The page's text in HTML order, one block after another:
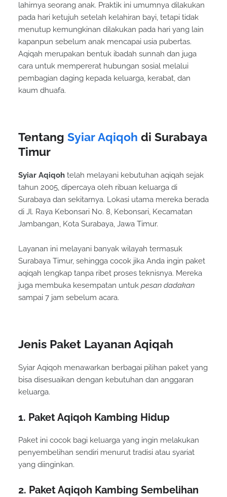
lahirnya seorang anak. Praktik ini umumnya dilakukan
pada hari ketujuh setelah kelahiran bayi, tetapi tidak
menutup kemungkinan dilakukan pada hari yang lain
kapanpun sebelum anak mencapai usia pubertas.
Aqiqah merupakan bentuk ibadah sunnah dan juga
cara untuk mempererat hubungan sosial melalui
pembagian daging kepada keluarga, kerabat, dan
kaum dhuafa.
Tentang Syiar Aqiqoh di Surabaya
Timur
Syiar Aqiqoh telah melayani kebutuhan aqiqah sejak
tahun 2005, dipercaya oleh ribuan keluarga di
Surabaya dan sekitarnya. Lokasi utama mereka berada
di Jl. Raya Kebonsari No. 8, Kebonsari, Kecamatan
Jambangan, Kota Surabaya, Jawa Timur.
Layanan ini melayani banyak wilayah termasuk
Surabaya Timur, sehingga cocok jika Anda ingin paket
aqiqah lengkap tanpa ribet proses teknisnya. Mereka
juga membuka kesempatan untuk pesan dadakan
sampai 7 jam sebelum acara.
Jenis Paket Layanan Aqiqah
Syiar Aqiqoh menawarkan berbagai pilihan paket yang
bisa disesuaikan dengan kebutuhan dan anggaran
keluarga.
1. Paket Aqiqoh Kambing Hidup
Paket ini cocok bagi keluarga yang ingin melakukan
penyembelihan sendiri menurut tradisi atau syariat
yang diinginkan.
2. Paket Aqiqoh Kambing Sembelihan